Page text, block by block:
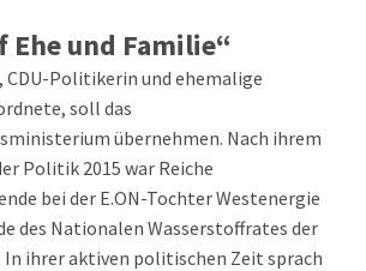
Ehe und Familie“
CDU-Politikerin und ehemalige
soll das
übernehmen. Nach ihrem
Politik 2015 war Reiche
bei der E.ON-Tochter Westenergie
des Nationalen Wasserstoffrates der
In ihrer aktiven politischen Zeit sprach